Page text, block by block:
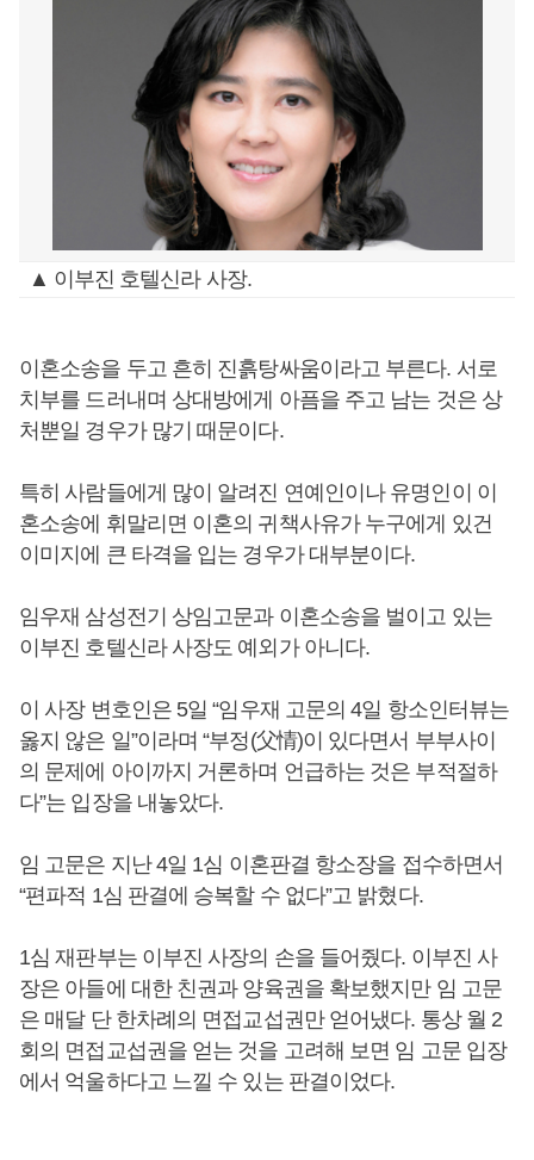
▲ 이부진 호텔신라 사장.
이혼소송을 두고 흔히 진흙탕싸움이라고 부른다. 서로
치부를 드러내며 상대방에게 아픔을 주고 남는 것은 상
처뿐일 경우가 많기 때문이다.
특히 사람들에게 많이 알려진 연예인이나 유명인이 이
혼소송에 휘말리면 이혼의 귀책사유가 누구에게 있건
이미지에 큰 타격을 입는 경우가 대부분이다.
임우재 삼성전기 상임고문과 이혼소송을 벌이고 있는
이부진 호텔신라 사장도 예외가 아니다.
이 사장 변호인은 5일 “임우재 고문의 4일 항소인터뷰는
옳지 않은 일”이라며 “부정(父情)이 있다면서 부부사이
의 문제에 아이까지 거론하며 언급하는 것은 부적절하
다”는 입장을 내놓았다.
임 고문은 지난 4일 1심 이혼판결 항소장을 접수하면서
“편파적 1심 판결에 승복할 수 없다”고 밝혔다.
1심 재판부는 이부진 사장의 손을 들어줬다. 이부진 사
장은 아들에 대한 친권과 양육권을 확보했지만 임 고문
은 매달 단 한차례의 면접교섭권만 얻어냈다. 통상 월 2
회의 면접교섭권을 얻는 것을 고려해 보면 임 고문 입장
에서 억울하다고 느낄 수 있는 판결이었다.